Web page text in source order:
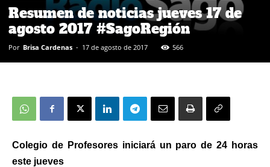
Resumen de noticias jueves 17 de
agosto 2017 #SagoRegión
Por Brisa Cardenas - 17 de agosto de 2017 566
Colegio de Profesores iniciará un paro de 24 horas
este jueves